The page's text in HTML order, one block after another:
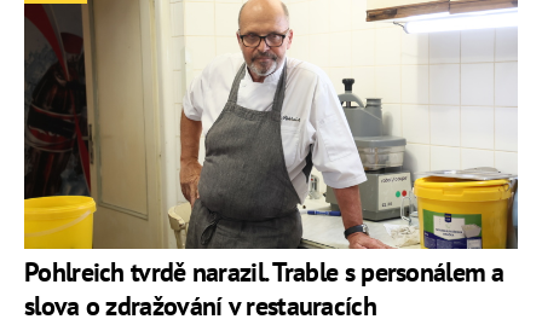
Pohlreich tvrdě narazil. Trable s personálem a
slova o zdražování v restauracích